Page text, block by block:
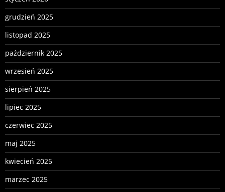
grudzień 2025
listopad 2025
październik 2025
wrzesień 2025
sierpień 2025
lipiec 2025
czerwiec 2025
maj 2025
kwiecień 2025
marzec 2025